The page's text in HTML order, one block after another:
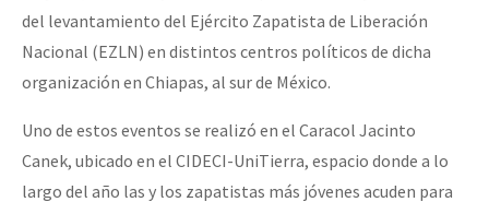
del levantamiento del Ejército Zapatista de Liberación
Nacional (EZLN) en distintos centros políticos de dicha
organización en Chiapas, al sur de México.
Uno de estos eventos se realizó en el Caracol Jacinto
Canek, ubicado en el CIDECI-UniTierra, espacio donde a lo
largo del año las y los zapatistas más jóvenes acuden para